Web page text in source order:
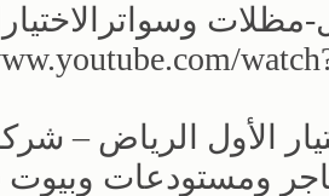
الأول الرياض –